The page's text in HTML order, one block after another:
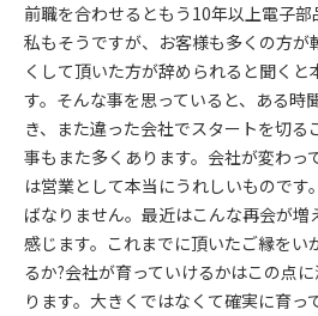
前職を合わせるともう10年以上電子部
私もそうですが、お客様も多くの方が
くして頂いた方が辞められると聞くと
す。そんな事を思っていると、ある時
き、また違った会社でスタートを切る
事もまた多くあります。会社が変わっ
は営業として本当にうれしいもので
ばなりません。最近はこんな再会が増
感じます。これまでに頂いたご縁をい
るか?会社が育っていけるかはこの点
ります。大きくではなくて確実に育